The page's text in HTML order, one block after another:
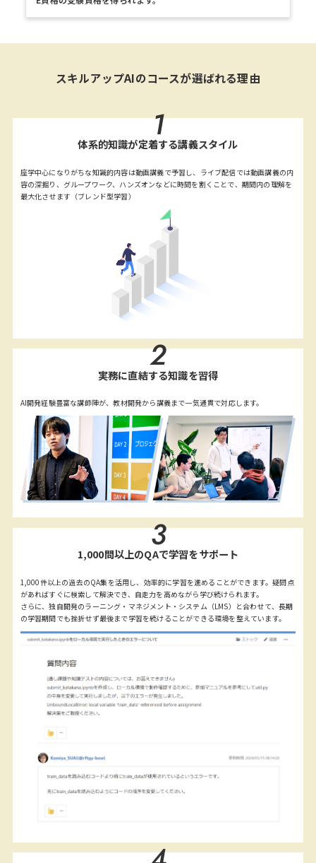
スキルアップAIのコースが選ばれる理由
1
体系的知識が定着する講義スタイル
座学中心になりがちな知識的内容は動画講義で予習し、ライブ配信では動画講義の内
容の深掘り、グループワーク、ハンズオンなどに時間を割くことで、期間内の理解を
最大化させます（ブレンド型学習）
2
実務に直結する知識を習得
AI開発経験豊富な講師陣が、教材開発から講義まで一気通貫で対応します。
3
1,000問以上のQAで学習をサポート
1,000件以上の過去のQA集を活用し、効率的に学習を進めることができます。疑問点
があればすぐに検索して解決でき、自走力を高めながら学び続けられます。
さらに、独自開発のラーニング・マネジメント・システム（LMS）と合わせて、長期
の学習期間でも挫折せず最後まで学習を続けることができる環境を整えています。